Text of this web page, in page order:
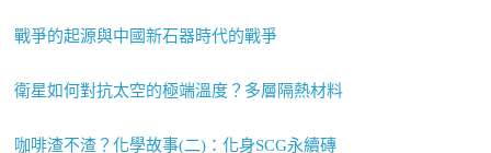
戰爭的起源與中國新石器時代的戰爭
衛星如何對抗太空的極端溫度？多層隔熱材料
咖啡渣不渣？化學故事(二)：化身SCG永續磚